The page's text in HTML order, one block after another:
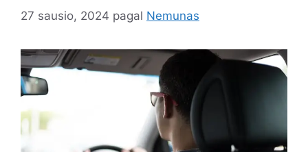
27 sausio, 2024 pagal Nemunas